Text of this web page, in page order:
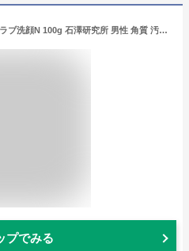
毛穴撫子 男の子用重曹スクラブ洗顔N 100g 石澤研究所 男性 角質 汚れ アブラ | 洗顔 メンズ 洗顔料 洗顔フォーム スクラブ洗顔 スクラブ 洗顔石鹸 毛穴 顔 洗顔せっけん 洗顔石けん パウダー 酵素 洗顔パウダー
プでみる